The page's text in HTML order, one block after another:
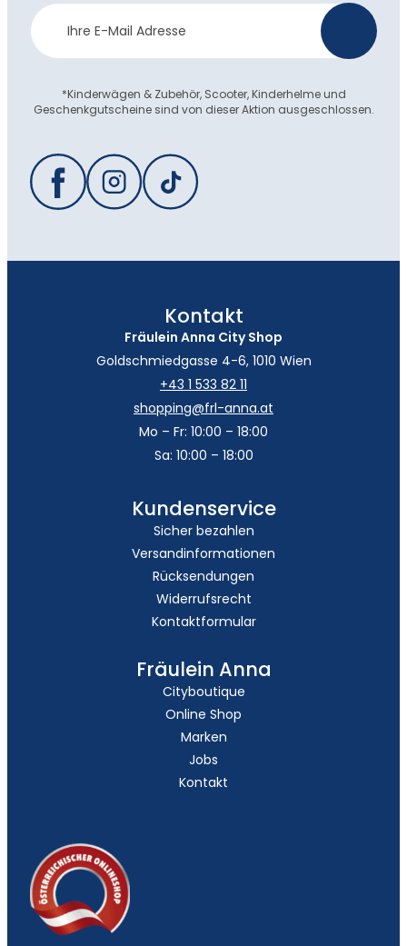
Newsletter
Anmeldung
*Kinderwägen & Zubehör, Scooter, Kinderhelme und
Geschenkgutscheine sind von dieser Aktion ausgeschlossen.
Kontakt
Fräulein Anna City Shop
Goldschmiedgasse 4-6, 1010 Wien
+43 1 533 82 11
shopping@frl-anna.at
Mo – Fr: 10:00 – 18:00
Sa: 10:00 – 18:00
Kundenservice
Sicher bezahlen
Versandinformationen
Rücksendungen
Widerrufsrecht
Kontaktformular
Fräulein Anna
Cityboutique
Online Shop
Marken
Jobs
Kontakt